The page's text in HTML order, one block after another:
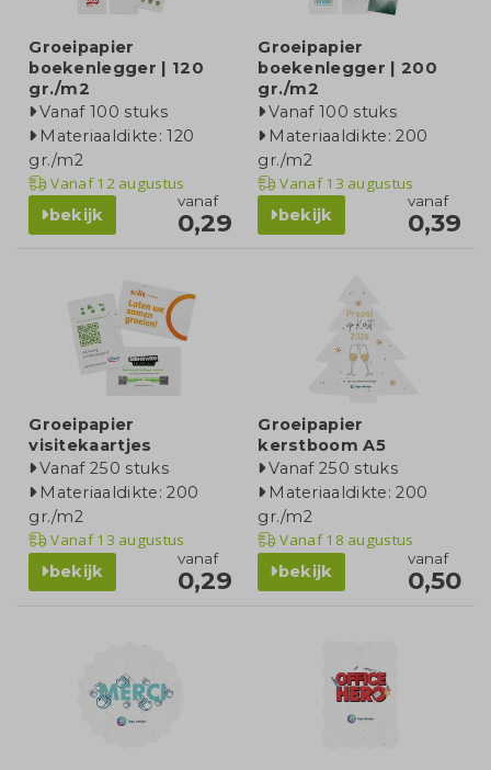
Groeipapier
boekenlegger | 120
gr./m2
Vanaf 100 stuks
Materiaaldikte: 120
gr./m2
Vanaf12 augustus
bekijk
vanaf
0,29
Groeipapier
boekenlegger | 200
gr./m2
Vanaf 100 stuks
Materiaaldikte: 200
gr./m2
Vanaf13 augustus
bekijk
vanaf
0,39
Groeipapier
visitekaartjes
Vanaf 250 stuks
Materiaaldikte: 200
gr./m2
Vanaf13 augustus
bekijk
vanaf
0,29
Groeipapier
kerstboom A5
Vanaf 250 stuks
Materiaaldikte: 200
gr./m2
Vanaf18 augustus
bekijk
vanaf
0,50